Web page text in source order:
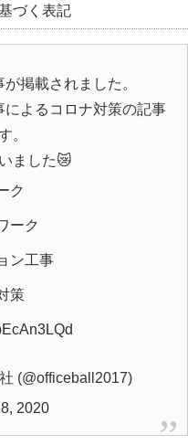
づく表記
掲載されました。
よるコロナ対策の記事
。
ました😿
ク
ーク
ン工事
策
(@officeball2017)
2020